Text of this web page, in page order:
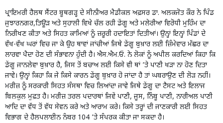
ਪ੍ਰਾਇਮਰੀ ਹੈਲਥ ਸੈਂਟਰ ਬੂਥਗੜ੍ਹ ਦੇ ਸੀਨੀਅਰ ਮੈਡੀਕਲ ਅਫ਼ਸਰ ਡਾ. ਅਲਕਜੋਤ ਕੌਰ ਨੇ ਪਿੰਡ
ਜੁਝਾਰਨਗਰ,ਤਿਊੜ ਅਤੇ ਸੁਹਾਲੀ ਵਿਖੇ ਚੱਲ ਰਹੀ ਡੇਂਗੂ ਅਤੇ ਮਲੇਰੀਆ ਵਿਰੋਧੀ ਮੁਹਿੰਮ ਦਾ
ਨਿਰੀਖਣ ਕੀਤਾ ਅਤੇ ਸਿਹਤ ਕਾਮਿਆਂ ਨੂੰ ਜ਼ਰੂਰੀ ਹਦਾਇਤਾਂ ਦਿਤੀਆਂ। ਉਨ੍ਹਾਂ ਇਨ੍ਹਾਂ ਪਿੰਡਾਂ ਦੇ
ਵੱਖ-ਵੱਖ ਘਰਾਂ ਵਿਚ ਜਾ ਕੇ ਉਹ ਥਾਵਾਂ ਜਾਂਚੀਆਂ ਜਿਥੇ ਡੇਂਗੂ ਬੁਖ਼ਾਰ ਲਈ ਜ਼ਿੰਮੇਵਾਰ ਮੱਛਰ ਦਾ
ਲਾਰਵਾ ਪੈਦਾ ਹੋਣ ਦੀ ਸੰਭਾਵਨਾ ਹੁੰਦੀ ਹੈ। ਐਸ.ਐਮ.ਓ. ਨੇ ਲੋਕਾਂ ਨੂੰ ਅਪੀਲ ਕਰਦਿਆਂ ਕਿਹਾ ਕਿ
ਡੇਂਗੂ ਜਾਨਲੇਵਾ ਬੁਖ਼ਾਰ ਹੈ, ਜਿਸ ਤੋਂ ਬਚਾਅ ਲਈ ਕਿਸੇ ਵੀ ਥਾਂ ’ਤੇ ਪਾਣੀ ਖੜਾ ਨਾ ਹੋਣ ਦਿਤਾ
ਜਾਵੇ। ਉਨ੍ਹਾਂ ਕਿਹਾ ਕਿ ਜੇ ਕਿਸੇ ਕਾਰਨ ਡੇਂਗੂ ਬੁਖ਼ਾਰ ਹੋ ਜਾਂਦਾ ਹੈ ਤਾਂ ਘਬਰਾਉਣ ਦੀ ਲੋੜ ਨਹੀਂ।
ਮਰੀਜ਼ ਨੂੰ ਸਰਕਾਰੀ ਸਿਹਤ ਸੰਸਥਾ ਵਿਚ ਲਿਆਂਦਾ ਜਾਵੇ ਜਿਥੇ ਡੇਂਗੂ ਦਾ ਟੈਸਟ ਅਤੇ ਇਲਾਜ
ਬਿਲਕੁਲ ਮੁਫ਼ਤ ਹੈ। ਮਰੀਜ਼ ਤਰਲ ਪਦਾਰਥਾਂ ਜਿਵੇਂ ਪਾਣੀ, ਜੂਸ, ਨਿੰਬੂ ਪਾਣੀ, ਨਾਰੀਅਲ ਪਾਣੀ
ਆਦਿ ਦਾ ਵੱਧ ਤੋਂ ਵੱਧ ਸੇਵਨ ਕਰੇ ਅਤੇ ਆਰਾਮ ਕਰੇ। ਕਿਸੇ ਤਰ੍ਹਾਂ ਦੀ ਜਾਣਕਾਰੀ ਲਈ ਸਿਹਤ
ਵਿਭਾਗ ਦੇ ਹੈਲਪਲਾਈਨ ਨੰਬਰ 104 ’ਤੇ ਸੰਪਰਕ ਕੀਤਾ ਜਾ ਸਕਦਾ ਹੈ।